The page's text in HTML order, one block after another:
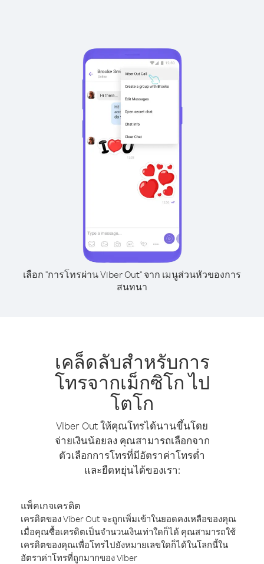
เลือก "การโทรผ่าน Viber Out" จาก เมนูส่วนหัวของการ
สนทนา
เคล็ดลับสำหรับการ
โทรจากเม็กซิโก ไป
โตโก
Viber Out ให้คุณโทรได้นานขึ้นโดย
จ่ายเงินน้อยลง คุณสามารถเลือกจาก
ตัวเลือกการโทรที่มีอัตราค่าโทรต่ำ
และยืดหยุ่นได้ของเรา:
แพ็คเกจเครดิต
เครดิตของ Viber Out จะถูกเพิ่มเข้าในยอดคงเหลือของคุณ
เมื่อคุณซื้อเครดิตเป็นจำนวนเงินเท่าใดก็ได้ คุณสามารถใช้
เครดิตของคุณเพื่อโทรไปยังหมายเลขใดก็ได้ในโลกนี้ใน
อัตราค่าโทรที่ถูกมากของ Viber